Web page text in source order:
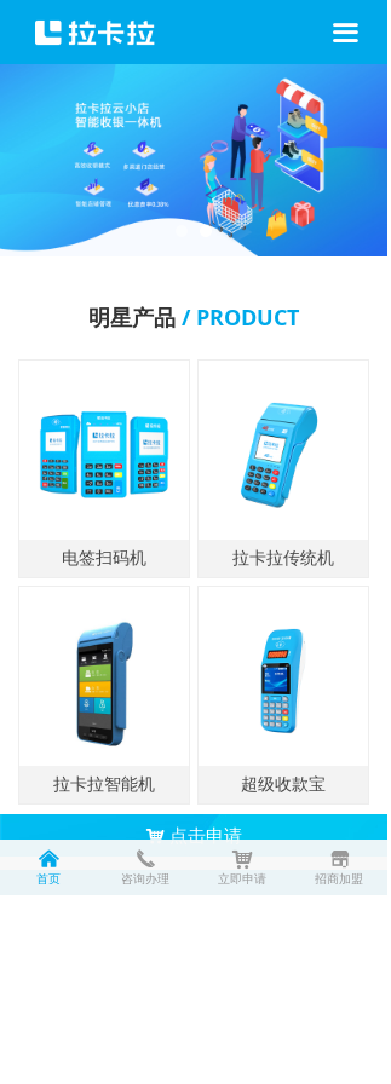
끀
明星产品 / PRODUCT
电签扫码机 拉卡拉传统机
拉卡拉智能机 超级收款宝
낙 点击申请
낀
首页
끅
咨询办理
낙
立即申请
끵
招商加盟